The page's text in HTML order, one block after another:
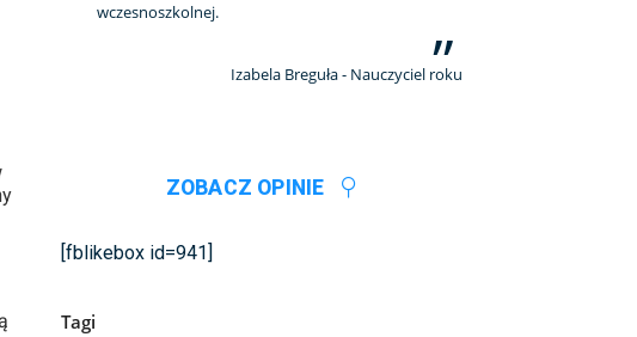
wczesnoszkolnej.
Izabela Breguła - Nauczyciel roku
ZOBACZ OPINIE
[fblikebox id=941]
Tagi